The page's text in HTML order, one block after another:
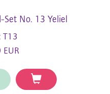
Set No. 13 Yeliel
T13